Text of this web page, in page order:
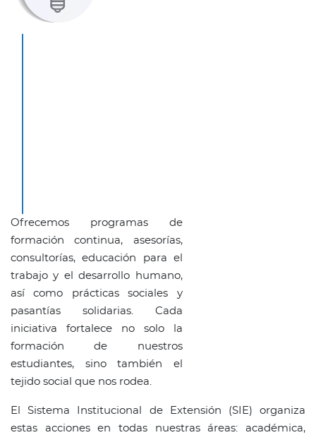
Ofrecemos programas de
formación continua, asesorías,
consultorías, educación para el
trabajo y el desarrollo humano,
así como prácticas sociales y
pasantías solidarias. Cada
iniciativa fortalece no solo la
formación de nuestros
estudiantes, sino también el
tejido social que nos rodea.
El Sistema Institucional de Extensión (SIE) organiza
estas acciones en todas nuestras áreas: académica,